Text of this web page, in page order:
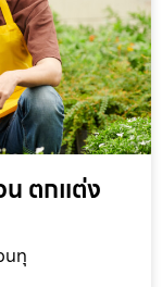
น ตกแต่ง
นทุ